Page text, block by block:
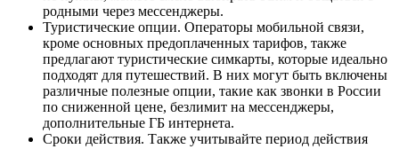
родными через мессенджеры.
Туристические опции. Операторы мобильной связи,
кроме основных предоплаченных тарифов, также
предлагают туристические симкарты, которые идеально
подходят для путешествий. В них могут быть включены
различные полезные опции, такие как звонки в России
по сниженной цене, безлимит на мессенджеры,
дополнительные ГБ интернета.
Сроки действия. Также учитывайте период действия